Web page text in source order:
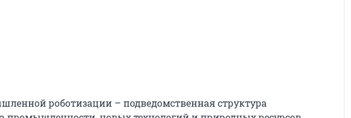
роботизации – подведомственная структура